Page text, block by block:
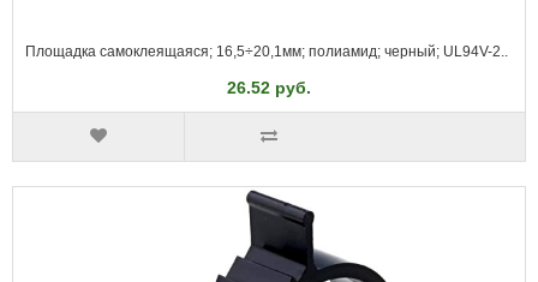
Площадка самоклеящаяся; 16,5÷20,1мм; полиамид; черный; UL94V-2..
26.52 руб.